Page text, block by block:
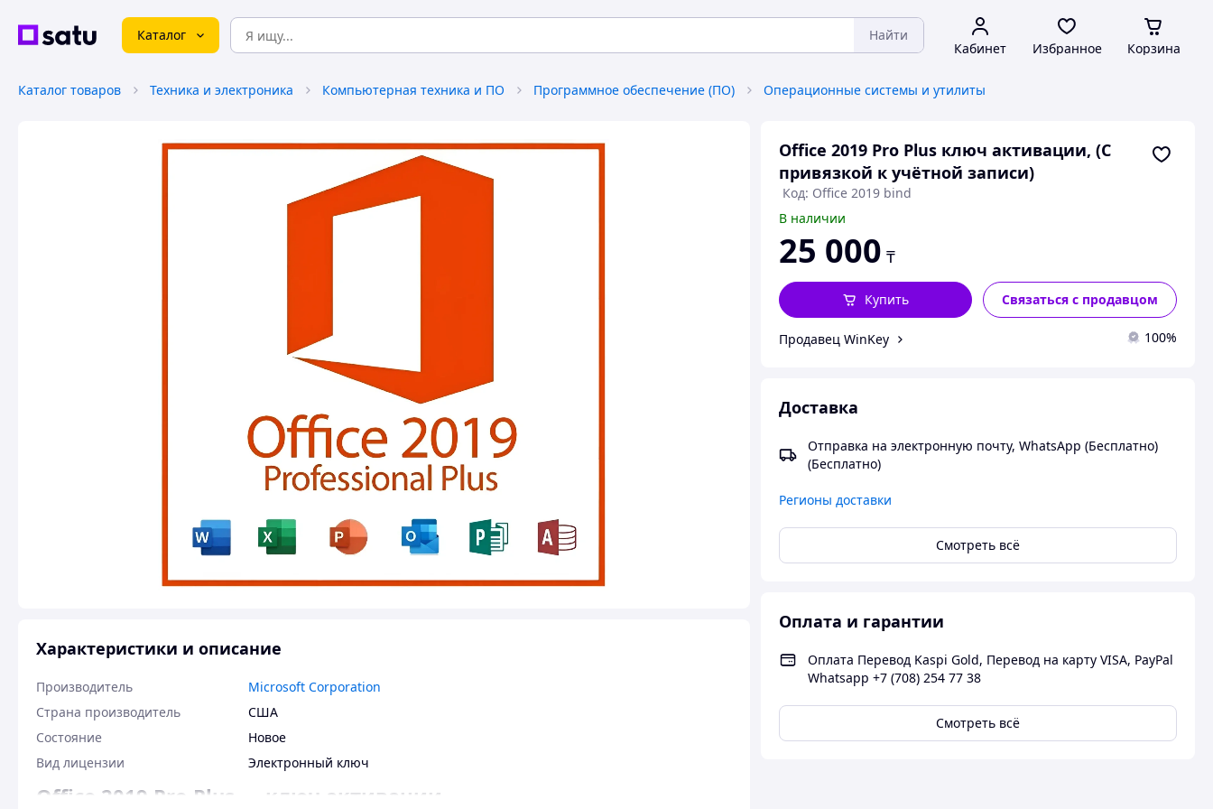
Каталог Найти
Кабинет Избранное Корзина
Каталог товаров Техника и электроника Компьютерная техника и ПО Программное обеспечение (ПО) Операционные системы и утилиты
Office 2019 Pro Plus ключ активации, (С
привязкой к учётной записи)
Код: Office 2019 bind
В наличии
25 000 ₸
Купить Связаться с продавцом
Продавец WinKey 100%
Доставка
Отправка на электронную почту, WhatsApp (Бесплатно)
(Бесплатно)
Регионы доставки
Смотреть всё
Оплата и гарантии
Оплата Перевод Kaspi Gold, Перевод на карту VISA, PayPal
Whatsapp +7 (708) 254 77 38
Смотреть всё
Характеристики и описание
Производитель
Microsoft Corporation
Страна производитель
США
Состояние
Новое
Вид лицензии
Электронный ключ
Office 2019 Pro Plus — ключ активации